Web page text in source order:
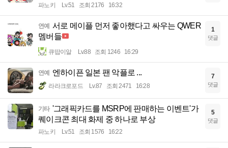
파노키 Lv.51 조회 2176 16:32
연예 서로 메이플 먼저 좋아했다고 싸우는 QWER
멤버들
큐땁이알 Lv.88 조회 1246 16:29
1
댓글
연예 엔하이픈 일본 팬 악플로 ...
라라크로포드 Lv.87 조회 2471 16:28
7
댓글
기타 '그래픽카드를 MSRP에 판매하는 이벤트'가
퀘이크콘 최대 화제 중 하나로 부상
파노키 Lv.51 조회 1576 16:22
5
댓글